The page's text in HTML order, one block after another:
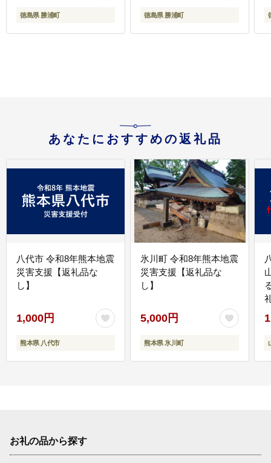
徳島県 勝浦町 徳島県 勝浦町
あなたにおすすめの返礼品
八代市 令和8年熊本地震
災害支援【返礼品な
し】
1,000円
熊本県 八代市
氷川町 令和8年熊本地震
災害支援【返礼品な
し】
5,000円
熊本県 氷川町
お礼の品から探す